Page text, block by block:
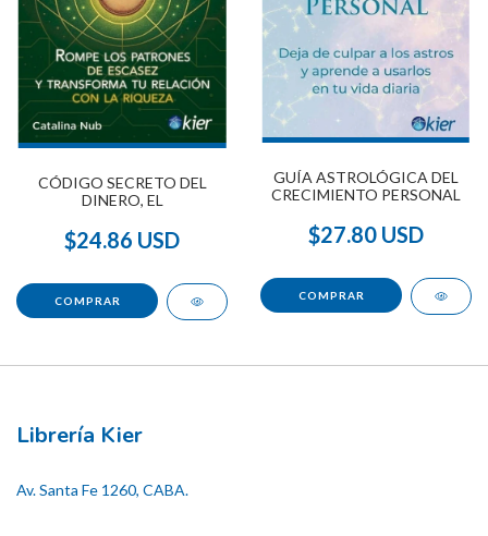
CÓDIGO SECRETO DEL
DINERO, EL
$24.86 USD
GUÍA ASTROLÓGICA DEL
CRECIMIENTO PERSONAL
$27.80 USD
Librería Kier
Av. Santa Fe 1260, CABA.